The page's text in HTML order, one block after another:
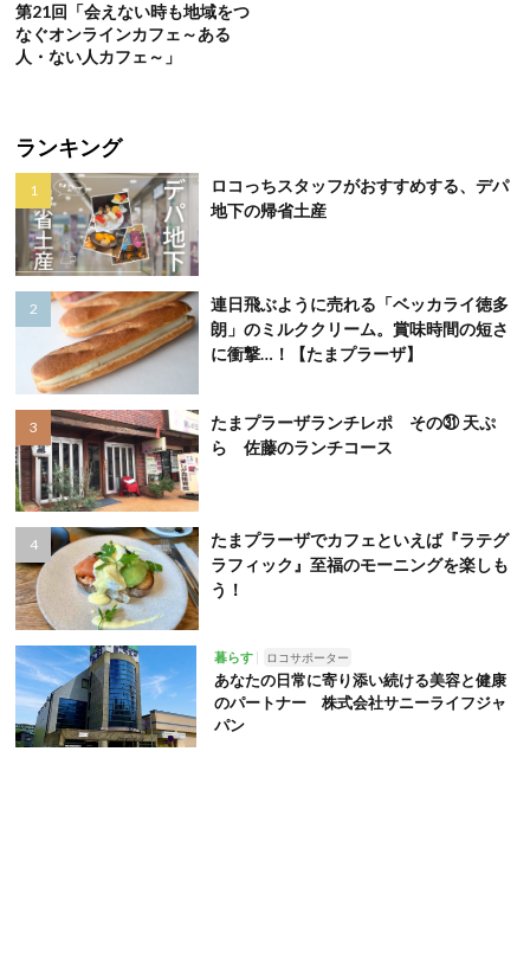
第21回「会えない時も地域をつ
なぐオンラインカフェ～ある
人・ない人カフェ～」
ランキング
ロコっちスタッフがおすすめする、デパ
地下の帰省土産
連日飛ぶように売れる「ベッカライ徳多
朗」のミルククリーム。賞味時間の短さ
に衝撃…！【たまプラーザ】
たまプラーザランチレポ その㉛ 天ぷ
ら 佐藤のランチコース
たまプラーザでカフェといえば『ラテグ
ラフィック』至福のモーニングを楽しも
う！
暮らす ロコサポーター
あなたの日常に寄り添い続ける美容と健康
のパートナー 株式会社サニーライフジャ
パン